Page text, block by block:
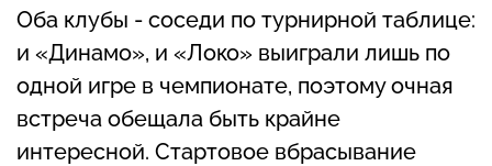
Оба клубы - соседи по турнирной таблице:
и «Динамо», и «Локо» выиграли лишь по
одной игре в чемпионате, поэтому очная
встреча обещала быть крайне
интересной. Стартовое вбрасывание